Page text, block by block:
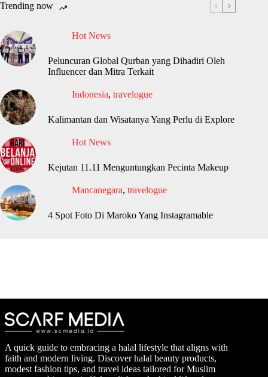
Trending now
Hot News
Peluncuran Global Qurban yang Dihadiri Oleh
Influencer dan Mitra Terkait
Indonesia, travelogue
Kalimantan dan Wisatanya Yang Perlu di Explore
Hot News
Kejutan 11.11 Menguntungkan Pecinta Makeup
Mancanegara, travelogue
4 Spot Foto Di Maroko Yang Instagramable
A quick guide to embracing a halal lifestyle that aligns with
faith and modern living. Discover halal beauty products,
modest fashion tips, and travel ideas tailored for Muslim